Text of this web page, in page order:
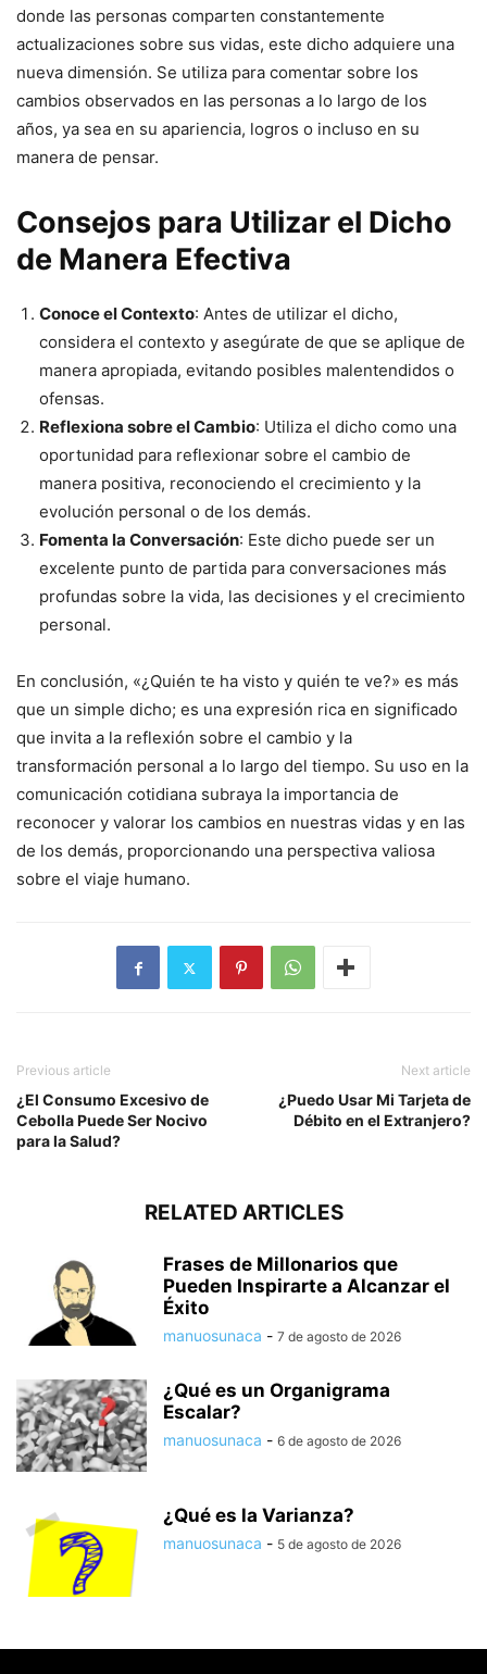
donde las personas comparten constantemente
actualizaciones sobre sus vidas, este dicho adquiere una
nueva dimensión. Se utiliza para comentar sobre los
cambios observados en las personas a lo largo de los
años, ya sea en su apariencia, logros o incluso en su
manera de pensar.
Consejos para Utilizar el Dicho
de Manera Efectiva
Conoce el Contexto: Antes de utilizar el dicho,
considera el contexto y asegúrate de que se aplique de
manera apropiada, evitando posibles malentendidos o
ofensas.
Reflexiona sobre el Cambio: Utiliza el dicho como una
oportunidad para reflexionar sobre el cambio de
manera positiva, reconociendo el crecimiento y la
evolución personal o de los demás.
Fomenta la Conversación: Este dicho puede ser un
excelente punto de partida para conversaciones más
profundas sobre la vida, las decisiones y el crecimiento
personal.
En conclusión, «¿Quién te ha visto y quién te ve?» es más
que un simple dicho; es una expresión rica en significado
que invita a la reflexión sobre el cambio y la
transformación personal a lo largo del tiempo. Su uso en la
comunicación cotidiana subraya la importancia de
reconocer y valorar los cambios en nuestras vidas y en las
de los demás, proporcionando una perspectiva valiosa
sobre el viaje humano.
Previous article
¿El Consumo Excesivo de
Cebolla Puede Ser Nocivo
para la Salud?
Next article
¿Puedo Usar Mi Tarjeta de
Débito en el Extranjero?
RELATED ARTICLES
Frases de Millonarios que
Pueden Inspirarte a Alcanzar el
Éxito
manuosunaca - 7 de agosto de 2026
¿Qué es un Organigrama
Escalar?
manuosunaca - 6 de agosto de 2026
¿Qué es la Varianza?
manuosunaca - 5 de agosto de 2026